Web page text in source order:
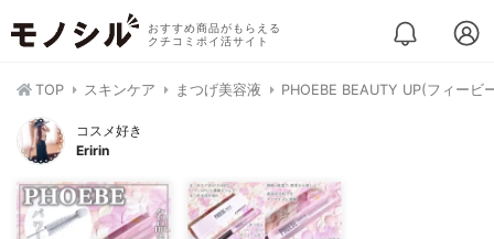
おすすめ商品がもらえる
クチコミポイ活サイト
TOP スキンケア まつげ美容液 PHOEBE BEAUTY UP(フィー
コスメ好き
Eririn